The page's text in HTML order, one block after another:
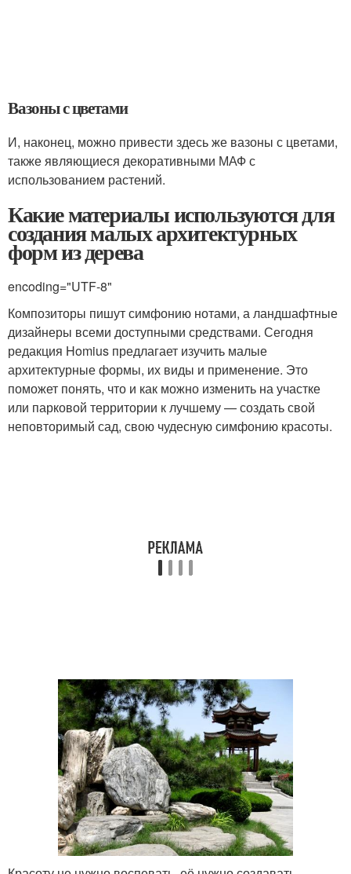
Вазоны с цветами
И, наконец, можно привести здесь же вазоны с цветами,
также являющиеся декоративными МАФ с
использованием растений.
Какие материалы используются для
создания малых архитектурных
форм из дерева
encoding="UTF-8"
Композиторы пишут симфонию нотами, а ландшафтные
дизайнеры всеми доступными средствами. Сегодня
редакция Homius предлагает изучить малые
архитектурные формы, их виды и применение. Это
поможет понять, что и как можно изменить на участке
или парковой территории к лучшему — создать свой
неповторимый сад, свою чудесную симфонию красоты.